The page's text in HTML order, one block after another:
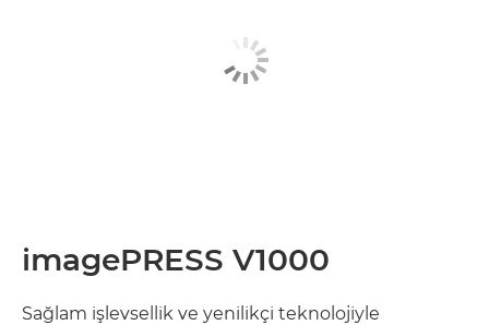
imagePRESS V1000
Sağlam işlevsellik ve yenilikçi teknolojiyle